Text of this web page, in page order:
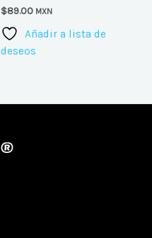
$89.00 MXN
Añadir a lista de
deseos